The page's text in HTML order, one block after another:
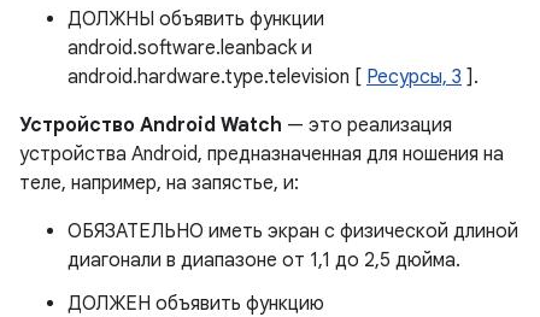
ДОЛЖНЫ объявить функции
android.software.leanback и
android.hardware.type.television [ Ресурсы, 3 ].
Устройство Android Watch — это реализация
устройства Android, предназначенная для ношения на
теле, например, на запястье, и:
ОБЯЗАТЕЛЬНО иметь экран с физической длиной
диагонали в диапазоне от 1,1 до 2,5 дюйма.
ДОЛЖЕН объявить функцию